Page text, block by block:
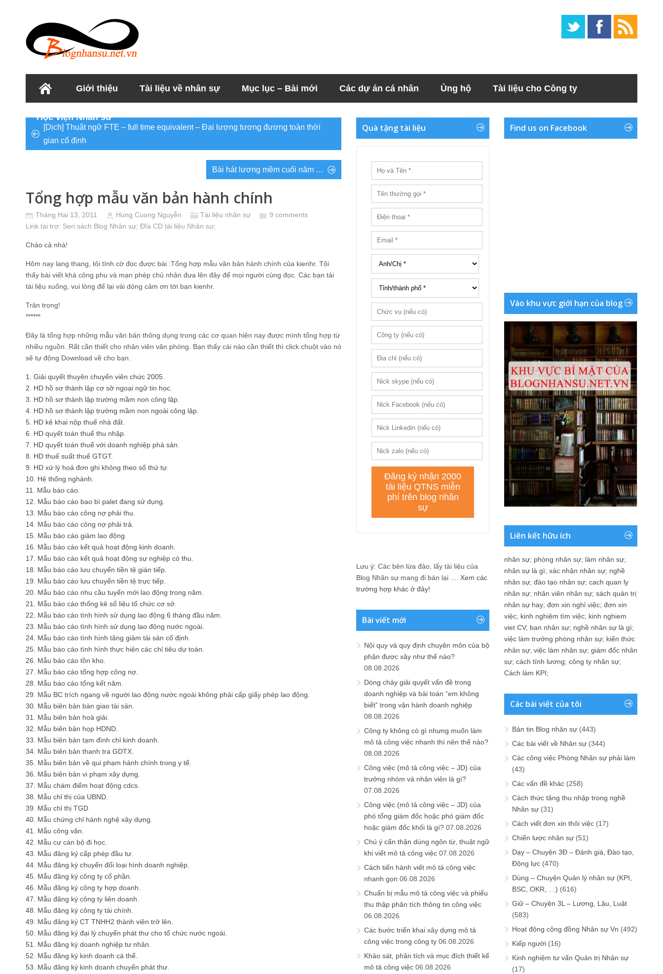
Giới thiệu Tài liệu về nhân sự Mục lục – Bài mới Các dự án cá nhân Ủng hộ Tài liệu cho Công ty
Học viện Nhân sư
[Dịch] Thuật ngữ FTE – full time equivalent – Đại lượng tương đương toàn thời
gian cố định
Bài hát lương mềm cuối năm …
Tổng hợp mẫu văn bản hành chính
Tháng Hai 13, 2011 Hung Cuong Nguyễn Tài liệu nhân sự
9 comments
Link tài trợ: Seri sách Blog Nhân sự; Đĩa CD tài liệu Nhân sự;
Chào cả nhà!
Hôm nay lang thang, tôi tình cờ đọc được bài :Tổng hợp mẫu văn bản hành chính của kienhr. Tôi
thấy bài viết khá công phu và mạn phép chủ nhân đưa lên đây để mọi người cùng đọc. Các bạn tải
tài liệu xuống, vui lòng để lại vài dòng cảm ơn tới bạn kienhr.
Trân trọng!
******
Đây là tổng hợp những mẫu văn bản thông dụng trong các cơ quan hiện nay được mình tổng hợp từ
nhiều nguồn. Rất cần thiết cho nhân viên văn phòng. Bạn thấy cái nào cần thiết thì click chuột vào nó
sẽ tự động Download về cho bạn.
1. Giải quyết thuyên chuyển viên chức 2005.
2. HD hồ sơ thành lập cơ sở ngoại ngữ tin học.
3. HD hồ sơ thành lập trường mầm non công lập.
4. HD hồ sơ thành lập trường mầm non ngoài công lập.
5. HD kê khai nộp thuế nhà đất.
6. HD quyết toán thuế thu nhập.
7. HD quyết toán thuế với doanh nghiệp phá sản.
8. HD thuế suất thuế GTGT.
9. HD xử lý hoá đơn ghi không theo số thứ tự.
10. Hệ thống nghành.
11. Mẫu báo cáo.
12. Mẫu báo cáo bao bì palet đang sử dụng.
13. Mẫu báo cáo công nợ phải thu.
14. Mẫu báo cáo công nợ phải trả.
15. Mẫu báo cáo giảm lao động.
16. Mẫu báo cáo kết quả hoạt động kinh doanh.
17. Mẫu báo cáo kết quả hoạt động sự nghiệp có thu
18. Mẫu báo cáo lưu chuyển tiền tệ gián tiếp.
19. Mẫu báo cáo lưu chuyển tiền tệ trực tiếp.
20. Mẫu báo cáo nhu cầu tuyển mới lao động trong năm.
21. Mẫu báo cáo thống kê số liệu tổ chức cơ sở.
22. Mẫu báo cáo tình hình sử dụng lao động 6 tháng đầu năm.
23. Mẫu báo cáo tình hình sử dụng lao động nước ngoài.
24. Mẫu báo cáo tình hình tăng giảm tài sản cố định.
25. Mẫu báo cáo tình hình thực hiện các chỉ tiêu dự toán.
26. Mẫu báo cáo tồn kho.
27. Mẫu báo cáo tổng hợp công nợ.
28. Mẫu báo cáo tổng kết năm.
29. Mẫu BC trích ngang về người lao động nước ngoài không phải cấp giấy phép lao động.
30. Mẫu biên bản bàn giao tài sản.
31. Mẫu biên bản hoà giải.
32. Mẫu biên bản họp HDND.
33. Mẫu biên bản tạm đình chỉ kinh doanh.
34. Mẫu biên bản thanh tra GDTX.
35. Mẫu biên bản về qui phạm hành chính trong y tế.
36. Mẫu biên bản vi phạm xây dựng.
37. Mẫu chám điểm hoạt động cdcs.
38. Mẫu chỉ thị của UBND.
39. Mẫu chỉ thị TGD
40. Mẫu chứng chỉ hành nghệ xây dựng.
41. Mẫu công văn.
42. Mẫu cư cán bộ đi học.
43. Mẫu đăng ký cấp phép đầu tư.
44. Mẫu đăng ký chuyển đổi loại hình doanh nghiệp.
45. Mẫu đăng ký công ty cổ phần.
46. Mẫu đăng ký công ty hợp doanh.
47. Mẫu đăng ký công ty liên doanh.
48. Mẫu đăng ký công ty tài chính.
49. Mẫu đăng ký CT TNHH2 thành viên trở lên.
50. Mẫu đăng ký đại lý chuyển phát thư cho tổ chức nước ngoài.
51. Mẫu đăng ký doanh nghiệp tư nhân.
52. Mẫu đăng ký kinh doanh cá thể.
53. Mẫu đăng ký kinh doanh chuyển phát thư.
Quà tặng tài liệu
Lưu ý: Các bên lừa đảo, lấy tài liệu của
Blog Nhân sự mang đi bán lại .... Xem các
trường hợp khác ở đây!
Bài viết mới
Nội quy và quy định chuyên môn của bộ
phận được xây như thế nào?
08.08.2026
Dòng chảy giải quyết vấn đề trong
doanh nghiệp và bài toán “em không
biết” trong vận hành doanh nghiệp
08.08.2026
Công ty không có gì nhưng muốn làm
mô tả công việc nhanh thì nên thế nào?
08.08.2026
Công việc (mô tả công việc – JD) của
trưởng nhóm và nhân viên là gì?
07.08.2026
Công việc (mô tả công việc – JD) của
phó tổng giám đốc hoặc phó giám đốc
hoặc giám đốc khối là gì? 07.08.2026
Chú ý cẩn thận dùng ngôn từ, thuật ngữ
khi viết mô tả công việc 07.08.2026
Cách tiến hành viết mô tả công việc
nhanh gọn 06.08.2026
Chuẩn bị mẫu mô tả công việc và phiếu
thu thập phân tích thông tin công việc
06.08.2026
Các bước triển khai xây dựng mô tả
công việc trong công ty 06.08.2026
Khảo sát, phân tích và mục đích thiết kế
mô tả công việc 06.08.2026
Find us on Facebook
Vào khu vực giới hạn của blog
Liên kết hữu ích
nhân sự; phòng nhân sự; làm nhân sự;
nhân sự là gì; xác nhận nhân sự; nghề
nhân sự; đào tạo nhân sự; cach quan ly
nhân sự; nhân viên nhân sự; sách quản trị
nhân sự hay; đơn xin nghỉ việc; đơn xin
việc; kinh nghiệm tìm việc; kinh nghiem
viet CV; ban nhân sự; nghề nhân sự là gì;
việc làm trưởng phòng nhân sự; kiến thức
nhân sự; việc làm nhân sự; giám đốc nhân
sự; cách tính lương; công ty nhân sự;
Cách làm KPI;
Các bài viết của tôi
Bản tin Blog nhân sự (443)
Các bài viết về Nhân sự (344)
Các công việc Phòng Nhân sự phải làm
(43)
Các vấn đề khác (258)
Cách thức tăng thu nhập trong nghề
Nhân sự (31)
Cách viết đơn xin thôi việc (17)
Chiến lược nhân sự (51)
Dạy – Chuyện 3Đ – Đánh giá, Đào tạo,
Động lực (470)
Dùng – Chuyện Quản lý nhân sự (KPI,
BSC, OKR, …) (616)
Giữ – Chuyện 3L – Lương, Lậu, Luật
(583)
Hoạt động cộng đồng Nhân sự Vn (492)
Kiếp người (16)
Kinh nghiệm tư vấn Quản trị Nhân sự
(17)